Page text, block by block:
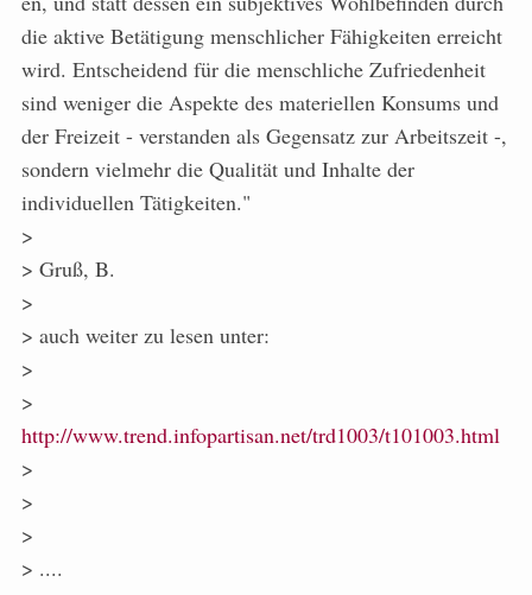
die aktive Betätigung menschlicher Fähigkeiten erreicht
wird. Entscheidend für die menschliche Zufriedenheit
sind weniger die Aspekte des materiellen Konsums und
der Freizeit - verstanden als Gegensatz zur Arbeitszeit -,
sondern vielmehr die Qualität und Inhalte der
individuellen Tätigkeiten."
>
> Gruß, B.
>
> auch weiter zu lesen unter:
>
>
http://www.trend.infopartisan.net/trd1003/t101003.html
>
>
>
> ....